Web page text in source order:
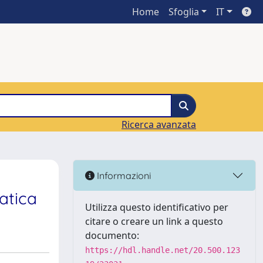
Home Sfoglia IT
Ricerca avanzata
Informazioni
Utilizza questo identificativo per
citare o creare un link a questo
documento:
https://hdl.handle.net/20.500.123